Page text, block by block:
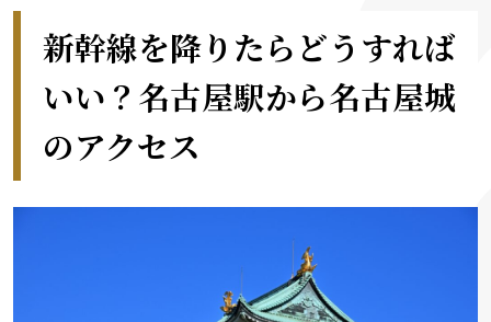
新幹線を降りたらどうすれば
いい？名古屋駅から名古屋城
のアクセス